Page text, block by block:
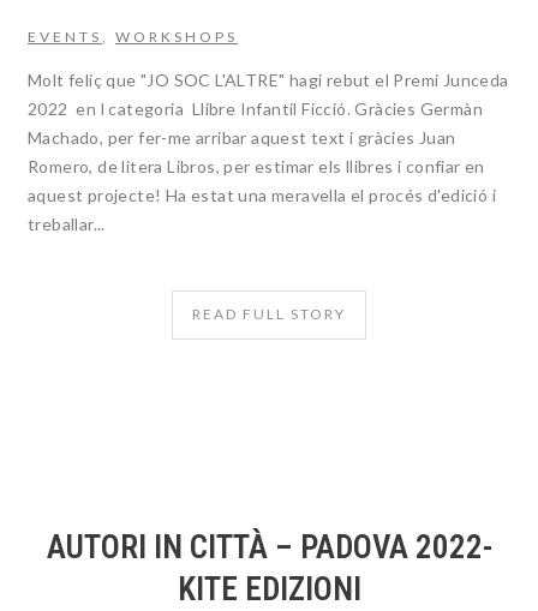
EVENTS WORKSHOPS
Molt feliç que "JO SOC L'ALTRE" hagi rebut el Premi Junceda
2022 en l categoria Llibre Infantil Ficció. Gràcies Germàn
Machado, per fer-me arribar aquest text i gràcies Juan
Romero, de litera Libros, per estimar els llibres i confiar en
aquest projecte! Ha estat una meravella el procés d'edició i
treballar...
READ FULL STORY
AUTORI IN CITTÀ – PADOVA 2022-
KITE EDIZIONI